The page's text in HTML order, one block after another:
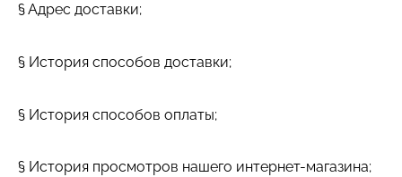
§ Адрес доставки;
§ История способов доставки;
§ История способов оплаты;
§ История просмотров нашего интернет-магазина;